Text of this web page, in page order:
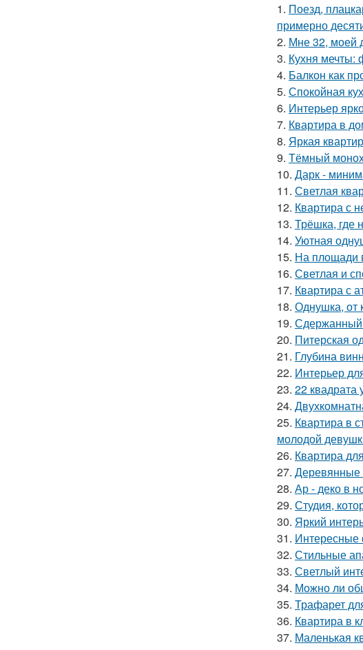
1. Поезд,
примерно
2. Мне 32, моей
3. Кухня мечты:
4. Балкон как
5. Спокойная
6. Интерьер
7. Квартира в
8. Яркая
9. Тёмный
10. Дарк -
11. Светлая
12. Квартира с
13. Трёшка, где
14. Уютная
15. На площади
16. Светлая и
17. Квартира с
18. Однушка, от
19. Сдержанный
20. Питерская
21. Глубина
22. Интерьер
23. 22 квадрата
24.
25. Квартира в
молодой
26. Квартира
27. Деревянные
28. Ар - деко в
29. Студия,
30. Яркий
31. Интересные
32. Стильные
33. Светлый
34. Можно ли
35. Трафарет
36. Квартира в
37. Маленькая